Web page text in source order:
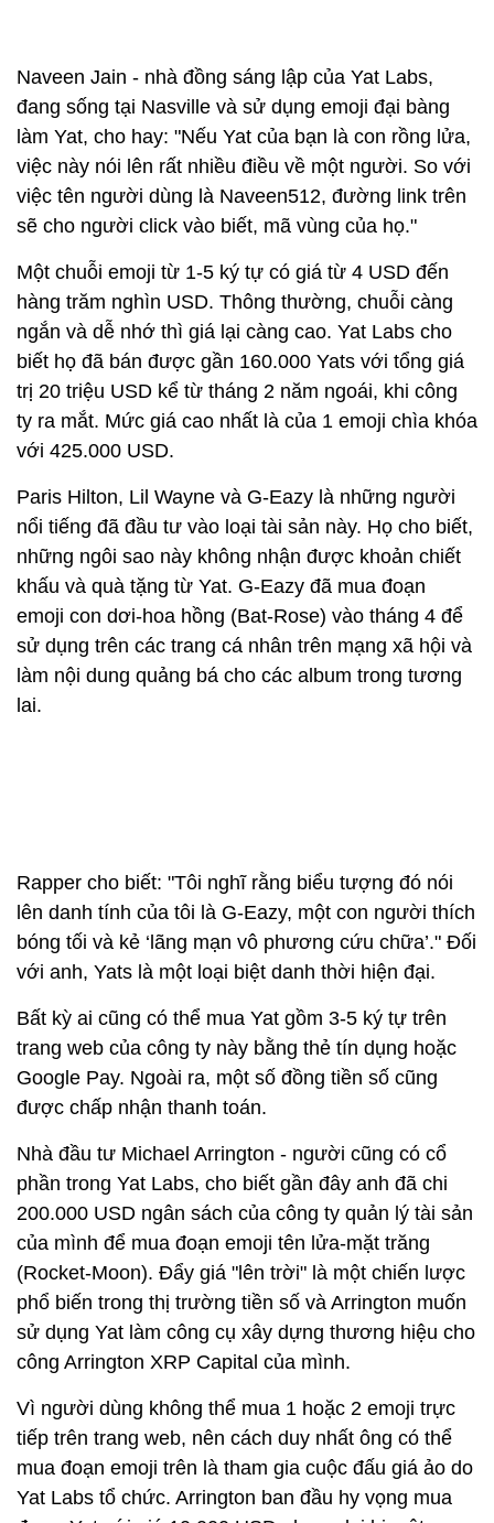
Naveen Jain - nhà đồng sáng lập của Yat Labs,
đang sống tại Nasville và sử dụng emoji đại bàng
làm Yat, cho hay: "Nếu Yat của bạn là con rồng lửa,
việc này nói lên rất nhiều điều về một người. So với
việc tên người dùng là Naveen512, đường link trên
sẽ cho người click vào biết, mã vùng của họ."
Một chuỗi emoji từ 1-5 ký tự có giá từ 4 USD đến
hàng trăm nghìn USD. Thông thường, chuỗi càng
ngắn và dễ nhớ thì giá lại càng cao. Yat Labs cho
biết họ đã bán được gần 160.000 Yats với tổng giá
trị 20 triệu USD kể từ tháng 2 năm ngoái, khi công
ty ra mắt. Mức giá cao nhất là của 1 emoji chìa khóa
với 425.000 USD.
Paris Hilton, Lil Wayne và G-Eazy là những người
nổi tiếng đã đầu tư vào loại tài sản này. Họ cho biết,
những ngôi sao này không nhận được khoản chiết
khấu và quà tặng từ Yat. G-Eazy đã mua đoạn
emoji con dơi-hoa hồng (Bat-Rose) vào tháng 4 để
sử dụng trên các trang cá nhân trên mạng xã hội và
làm nội dung quảng bá cho các album trong tương
lai.
Rapper cho biết: "Tôi nghĩ rằng biểu tượng đó nói
lên danh tính của tôi là G-Eazy, một con người thích
bóng tối và kẻ ‘lãng mạn vô phương cứu chữa’." Đối
với anh, Yats là một loại biệt danh thời hiện đại.
Bất kỳ ai cũng có thể mua Yat gồm 3-5 ký tự trên
trang web của công ty này bằng thẻ tín dụng hoặc
Google Pay. Ngoài ra, một số đồng tiền số cũng
được chấp nhận thanh toán.
Nhà đầu tư Michael Arrington - người cũng có cổ
phần trong Yat Labs, cho biết gần đây anh đã chi
200.000 USD ngân sách của công ty quản lý tài sản
của mình để mua đoạn emoji tên lửa-mặt trăng
(Rocket-Moon). Đẩy giá "lên trời" là một chiến lược
phổ biến trong thị trường tiền số và Arrington muốn
sử dụng Yat làm công cụ xây dựng thương hiệu cho
công Arrington XRP Capital của mình.
Vì người dùng không thể mua 1 hoặc 2 emoji trực
tiếp trên trang web, nên cách duy nhất ông có thể
mua đoạn emoji trên là tham gia cuộc đấu giá ảo do
Yat Labs tổ chức. Arrington ban đầu hy vọng mua